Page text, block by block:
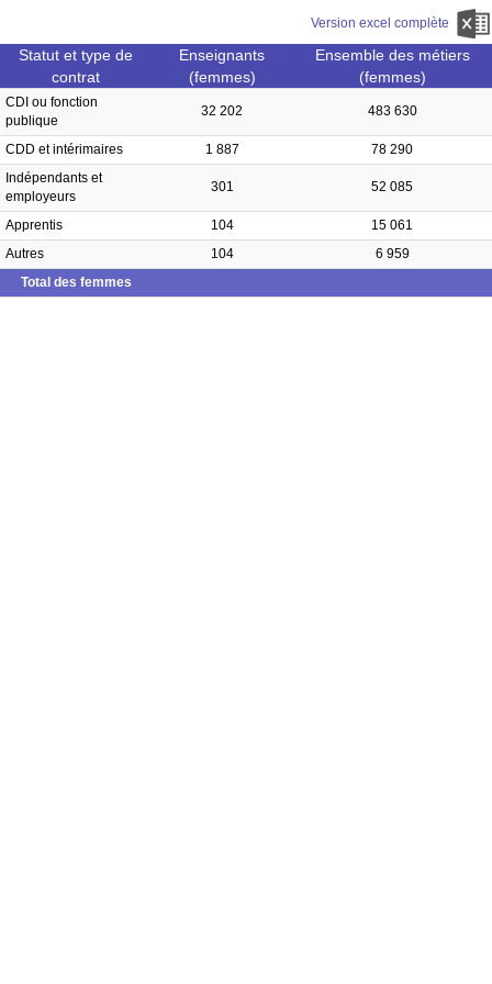
Version excel complète
Statut et type de
contrat
Enseignants
(femmes)
Ensemble des métiers
(femmes)
CDI ou fonction
publique
32 202 483 630
CDD et intérimaires 1 887
78 290
Indépendants et
employeurs
301 52 085
Apprentis 104
15 061
Autres
104
6 959
Total des femmes